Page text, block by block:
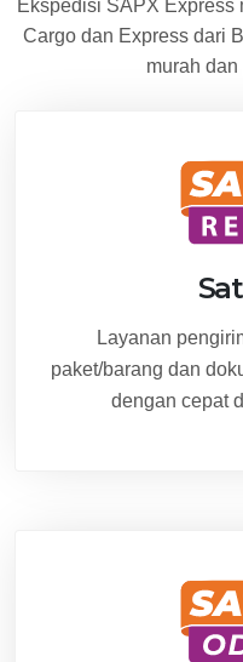
Ekspedisi SAPX Express
Cargo dan Express dari
murah
Layanan
paket/barang dan
dengan cepat